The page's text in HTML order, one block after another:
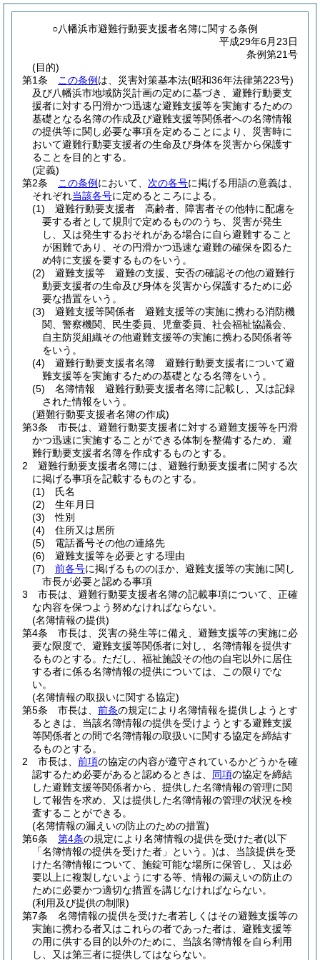
○八幡浜市避難行動要支援者名簿に関する条例
平成29年6月23日
条例第21号
(目的)
第1条
この条例 は、災害対策基本法(昭和36年法律第223号)
及び八幡浜市地域防災計画の定めに基づき、避難行動要支
援者に対する円滑かつ迅速な避難支援等を実施するための
基礎となる名簿の作成及び避難支援等関係者への名簿情報
の提供等に関し必要な事項を定めることにより、災害時に
おいて避難行動要支援者の生命及び身体を災害から保護す
ることを目的とする。
(定義)
第2条
この条例 において、 次の各号に掲げる用語の意義は、
それぞれ当該各号に定めるところによる。
(1)
避難行動要支援者 高齢者、障害者その他特に配慮を
要する者として規則で定めるもののうち、災害が発生
し、又は発生するおそれがある場合に自ら避難すること
が困難であり、その円滑かつ迅速な避難の確保を図るた
め特に支援を要するものをいう。
(2)
避難支援等 避難の支援、安否の確認その他の避難行
動要支援者の生命及び身体を災害から保護するために必
要な措置をいう。
(3)
避難支援等関係者 避難支援等の実施に携わる消防機
関、警察機関、民生委員、児童委員、社会福祉協議会、
自主防災組織その他避難支援等の実施に携わる関係者等
をいう。
(4)
避難行動要支援者名簿 避難行動要支援者について避
難支援等を実施するための基礎となる名簿をいう。
(5)
名簿情報 避難行動要支援者名簿に記載し、又は記録
された情報をいう。
(避難行動要支援者名簿の作成)
第3条
市長は、避難行動要支援者に対する避難支援等を円滑
かつ迅速に実施することができる体制を整備するため、避
難行動要支援者名簿を作成するものとする。
2
避難行動要支援者名簿には、避難行動要支援者に関する次
に掲げる事項を記載するものとする。
(1)
氏名
(2)
生年月日
(3)
性別
(4)
住所又は居所
(5)
電話番号その他の連絡先
(6)
避難支援等を必要とする理由
(7)
前各号に掲げるもののほか、避難支援等の実施に関し
市長が必要と認める事項
3
市長は、避難行動要支援者名簿の記載事項について、正確
な内容を保つよう努めなければならない。
(名簿情報の提供)
第4条
市長は、災害の発生等に備え、避難支援等の実施に必
要な限度で、避難支援等関係者に対し、名簿情報を提供す
るものとする。 ただし、福祉施設その他の自宅以外に居住
する者に係る名簿情報の提供については、この限りでな
い。
(名簿情報の取扱いに関する協定)
第5条
市長は、 前条の規定により名簿情報を提供しようとす
るときは、当該名簿情報の提供を受けようとする避難支援
等関係者との間で名簿情報の取扱いに関する協定を締結す
るものとする。
2
市長は、 前項の協定の内容が遵守されているかどうかを確
認するため必要があると認めるときは、 同項の協定を締結
した避難支援等関係者から、提供した名簿情報の管理に関
して報告を求め、又は提供した名簿情報の管理の状況を検
査することができる。
(名簿情報の漏えいの防止のための措置)
第6条
第4条の規定により名簿情報の提供を受けた者(以下
「名簿情報の提供を受けた者」という。)は、当該提供を受
けた名簿情報について、施錠可能な場所に保管し、又は必
要以上に複製しないようにする等、情報の漏えいの防止の
ために必要かつ適切な措置を講じなければならない。
(利用及び提供の制限)
第7条
名簿情報の提供を受けた者若しくはその避難支援等の
実施に携わる者又はこれらの者であった者は、避難支援等
の用に供する目的以外のために、当該名簿情報を自ら利用
し、又は第三者に提供してはならない。